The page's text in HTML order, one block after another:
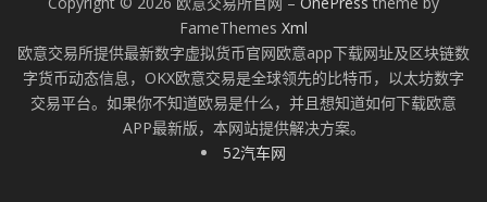
FameThemes Xml
欧意交易所提供最新数字虚拟货币官网欧意app下载网址及区块链数
字货币动态信息，OKX欧意交易是全球领先的比特币，以太坊数字
交易平台。如果你不知道欧易是什么，并且想知道如何下载欧意
APP最新版，本网站提供解决方案。
52汽车网